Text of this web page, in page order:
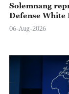
Solemnang
Defense White
06-Aug-2026